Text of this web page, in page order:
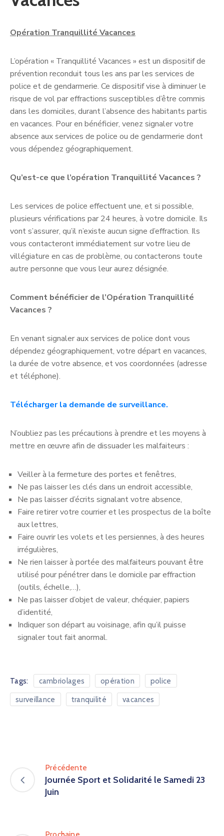
Opération Tranquillité Vacances
L’opération « Tranquillité Vacances » est un dispositif de
prévention reconduit tous les ans par les services de
police et de gendarmerie. Ce dispositif vise à diminuer le
risque de vol par effractions susceptibles d’être commis
dans les domiciles, durant l’absence des habitants partis
en vacances. Pour en bénéficier, venez signaler votre
absence aux services de police ou de gendarmerie dont
vous dépendez géographiquement.
Qu’est-ce que l’opération Tranquillité Vacances ?
Les services de police effectuent une, et si possible,
plusieurs vérifications par 24 heures, à votre domicile. Ils
vont s’assurer, qu’il n’existe aucun signe d’effraction. Ils
vous contacteront immédiatement sur votre lieu de
villégiature en cas de problème, ou contacterons toute
autre personne que vous leur aurez désignée.
Comment bénéficier de l’Opération Tranquillité
Vacances ?
En venant signaler aux services de police dont vous
dépendez géographiquement, votre départ en vacances,
la durée de votre absence, et vos coordonnées (adresse
et téléphone).
Télécharger la demande de surveillance.
N’oubliez pas les précautions à prendre et les moyens à
mettre en œuvre afin de dissuader les malfaiteurs :
Veiller à la fermeture des portes et fenêtres,
Ne pas laisser les clés dans un endroit accessible,
Ne pas laisser d’écrits signalant votre absence,
Faire retirer votre courrier et les prospectus de la boîte
aux lettres,
Faire ouvrir les volets et les persiennes, à des heures
irrégulières,
Ne rien laisser à portée des malfaiteurs pouvant être
utilisé pour pénétrer dans le domicile par effraction
(outils, échelle,…),
Ne pas laisser d’objet de valeur, chéquier, papiers
d’identité,
Indiquer son départ au voisinage, afin qu’il puisse
signaler tout fait anormal.
Tags: cambriolages opération police
surveillance tranquilité vacances
Précédente
Journée Sport et Solidarité le Samedi 23
Juin